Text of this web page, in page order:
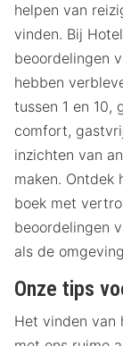
helpen van
vinden. Bij
beoordelingen
hebben
tussen 1 en 10,
comfort,
inzichten van
maken. Ontdek
boek met
beoordelingen
als de
Onze tips
Het vinden van